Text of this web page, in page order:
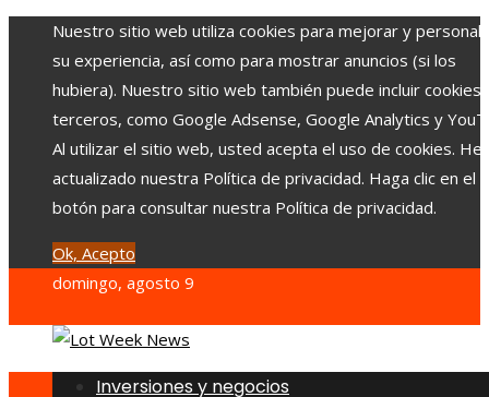
Nuestro sitio web utiliza cookies para mejorar y
su experiencia, así como para mostrar anuncios (si los
hubiera). Nuestro sitio web también puede incluir cookies
terceros, como Google Adsense, Google Analytics y
Al utilizar el sitio web, usted acepta el uso de cookies.
actualizado nuestra Política de privacidad. Haga clic en el
botón para consultar nuestra Política de privacidad.
Ok, Acepto
domingo, agosto 9
Inversiones y negocios